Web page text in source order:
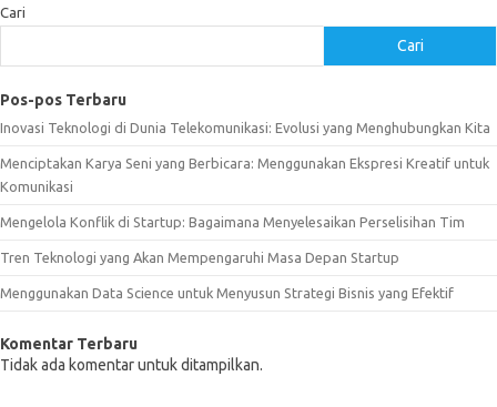
Cari
Cari
Pos-pos Terbaru
Inovasi Teknologi di Dunia Telekomunikasi: Evolusi yang Menghubungkan Kita
Menciptakan Karya Seni yang Berbicara: Menggunakan Ekspresi Kreatif untuk
Komunikasi
Mengelola Konflik di Startup: Bagaimana Menyelesaikan Perselisihan Tim
Tren Teknologi yang Akan Mempengaruhi Masa Depan Startup
Menggunakan Data Science untuk Menyusun Strategi Bisnis yang Efektif
Komentar Terbaru
Tidak ada komentar untuk ditampilkan.